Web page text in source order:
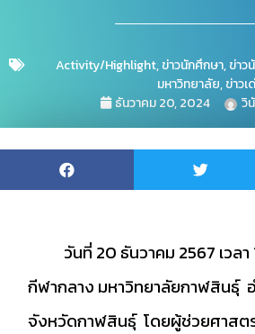
Activity/Highlight,ข่าวนักศึกษา,ข่าว
มหาวิทยาลัย,ข่าวเ
ธันวาคม 20, 2024
วิ
วันที่ 20 ธันวาคม 2567 เวล
กีฬากลาง มหาวิทยาลัยกาฬสินธุ์ อ
จังหวัดกาฬสินธุ์ โดยผู้ช่วยศาสต